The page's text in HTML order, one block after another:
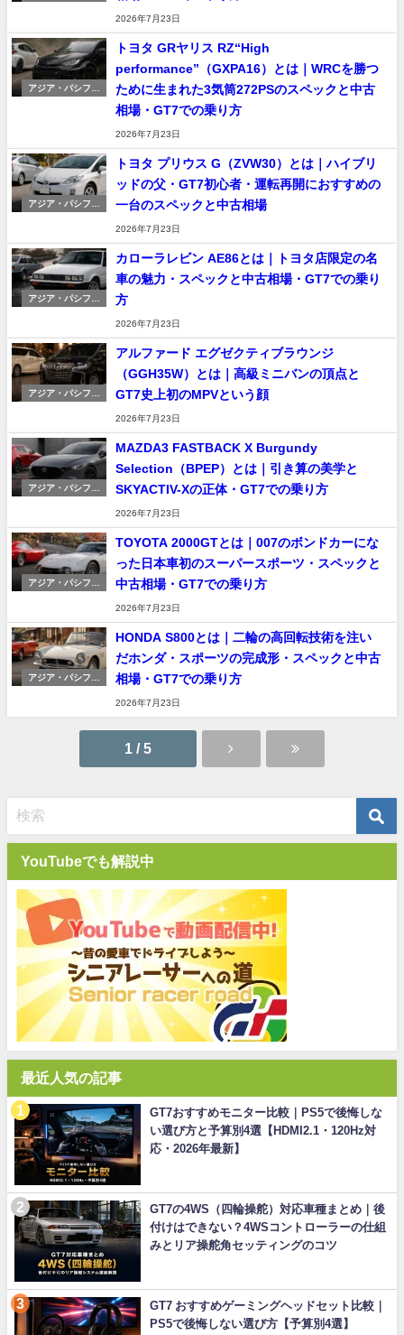
2026年7月23日
アジア・パシフィ
トヨタ GRヤリス RZ“High
performance”（GXPA16）とは｜WRCを勝つ
ために生まれた3気筒272PSのスペックと中古
相場・GT7での乗り方
2026年7月23日
アジア・パシフィ
トヨタ プリウス G（ZVW30）とは｜ハイブリ
ッドの父・GT7初心者・運転再開におすすめの
一台のスペックと中古相場
2026年7月23日
アジア・パシフィ
カローラレビン AE86とは｜トヨタ店限定の名
車の魅力・スペックと中古相場・GT7での乗り
方
2026年7月23日
アジア・パシフィ
アルファード エグゼクティブラウンジ
（GGH35W）とは｜高級ミニバンの頂点と
GT7史上初のMPVという顔
2026年7月23日
アジア・パシフィ
MAZDA3 FASTBACK X Burgundy
Selection（BPEP）とは｜引き算の美学と
SKYACTIV-Xの正体・GT7での乗り方
2026年7月23日
アジア・パシフィ
TOYOTA 2000GTとは｜007のボンドカーにな
った日本車初のスーパースポーツ・スペックと
中古相場・GT7での乗り方
2026年7月23日
アジア・パシフィ
HONDA S800とは｜二輪の高回転技術を注い
だホンダ・スポーツの完成形・スペックと中古
相場・GT7での乗り方
2026年7月23日
1 / 5
YouTubeでも解説中
最近人気の記事
GT7おすすめモニター比較｜PS5で後悔しな
い選び方と予算別4選【HDMI2.1・120Hz対
応・2026年最新】
GT7の4WS（四輪操舵）対応車種まとめ｜後
付けはできない？4WSコントローラーの仕組
みとリア操舵角セッティングのコツ
GT7 おすすめゲーミングヘッドセット比較｜
PS5で後悔しない選び方【予算別4選】